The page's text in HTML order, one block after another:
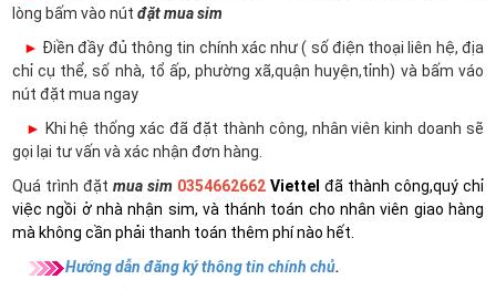
lòng bấm vào nút đặt mua sim
► Điền đầy đủ thông tin chính xác như ( số điện thoại liên hệ, địa
chỉ cụ thể, số nhà, tổ ấp, phường xã,quận huyện,tỉnh) và bấm váo
nút đặt mua ngay
► Khi hệ thống xác đã đặt thành công, nhân viên kinh doanh sẽ
gọi lại tư vấn và xác nhận đơn hàng.
Quá trình đặt mua sim 0354662662 Viettel đã thành công,quý chỉ
việc ngồi ở nhà nhận sim, và thánh toán cho nhân viên giao hàng
mà không cần phải thanh toán thêm phí nào hết.
Hướng dẫn đăng ký thông tin chính chủ.